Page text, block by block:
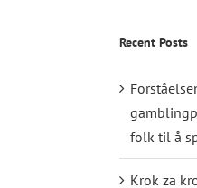
Recent Posts
folk til å
Krok za